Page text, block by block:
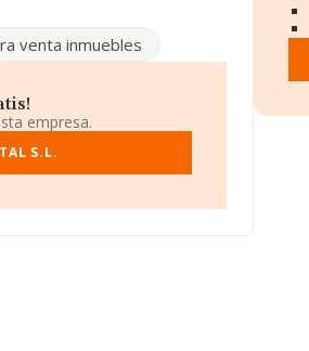
a nivel nacional la
las compañías es de 128 mil
de Madrid, en la base de
de la empresa, la media
venta inmuebles
empresa.
S.L.